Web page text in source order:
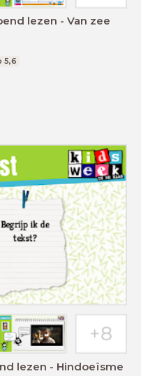
- Van zee
5,6
Verdiepende tekst - Begrijpend lezen - Hindoeïsme